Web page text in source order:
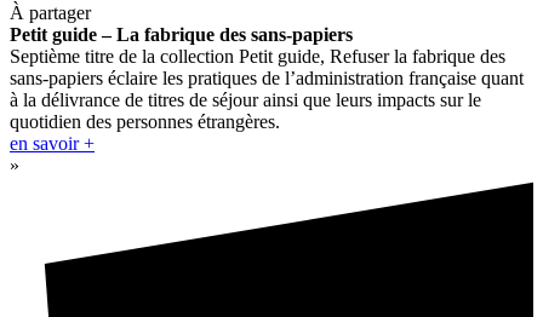
À partager
Petit guide – La fabrique des sans-papiers
Septième titre de la collection Petit guide, Refuser la fabrique des
sans-papiers éclaire les pratiques de l’administration française quant
à la délivrance de titres de séjour ainsi que leurs impacts sur le
quotidien des personnes étrangères.
en savoir +
»